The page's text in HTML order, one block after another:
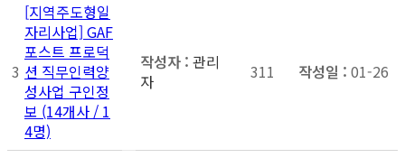
3
[지역주도형일
자리사업] GAF
포스트 프로덕
션 직무인력양
성사업 구인정
보 (14개사 / 1
4명)
관리
자
311 01-26